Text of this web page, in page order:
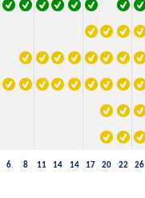
6 8 11 14 14 17 20 22 26